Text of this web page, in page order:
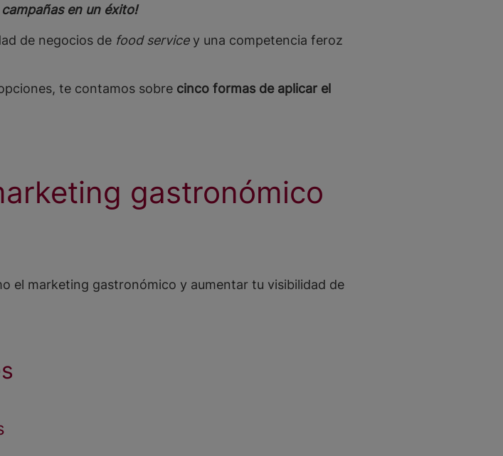
en un éxito!
de negocios de food servicey una competencia feroz
te contamos sobre cinco formas de aplicar el
gastronómico
el marketing gastronómico y aumentar tu visibilidad de